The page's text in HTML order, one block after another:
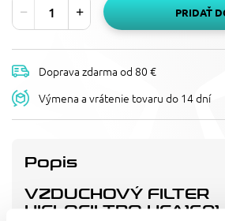
PRIDAŤ
Doprava zdarma od 80 €
Výmena a vrátenie tovaru do 14 dní
Popis
VZDUCHOVÝ FILTER
HIFLOFILTRO HFA1601